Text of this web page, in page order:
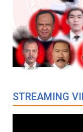
STREAMING